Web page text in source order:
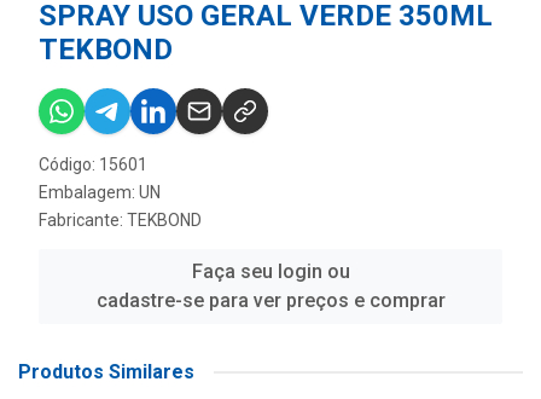
SPRAY USO GERAL VERDE 350ML
TEKBOND
Código: 15601
Embalagem: UN
Fabricante: TEKBOND
Faça seu login ou
cadastre-se para ver preços e comprar
Produtos Similares